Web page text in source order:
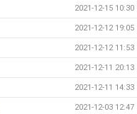
2021-12-15 10:30
2021-12-12 19:05
2021-12-12 11:53
2021-12-11 20:13
2021-12-11 14:33
2021-12-03 12:47